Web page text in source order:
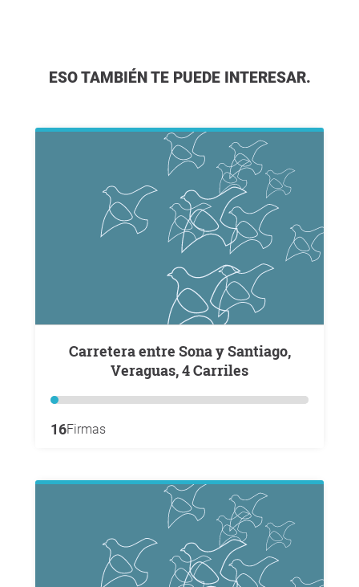
ESO TAMBIÉN TE PUEDE INTERESAR.
Carretera entre Sona y Santiago,
Veraguas, 4 Carriles
16Firmas